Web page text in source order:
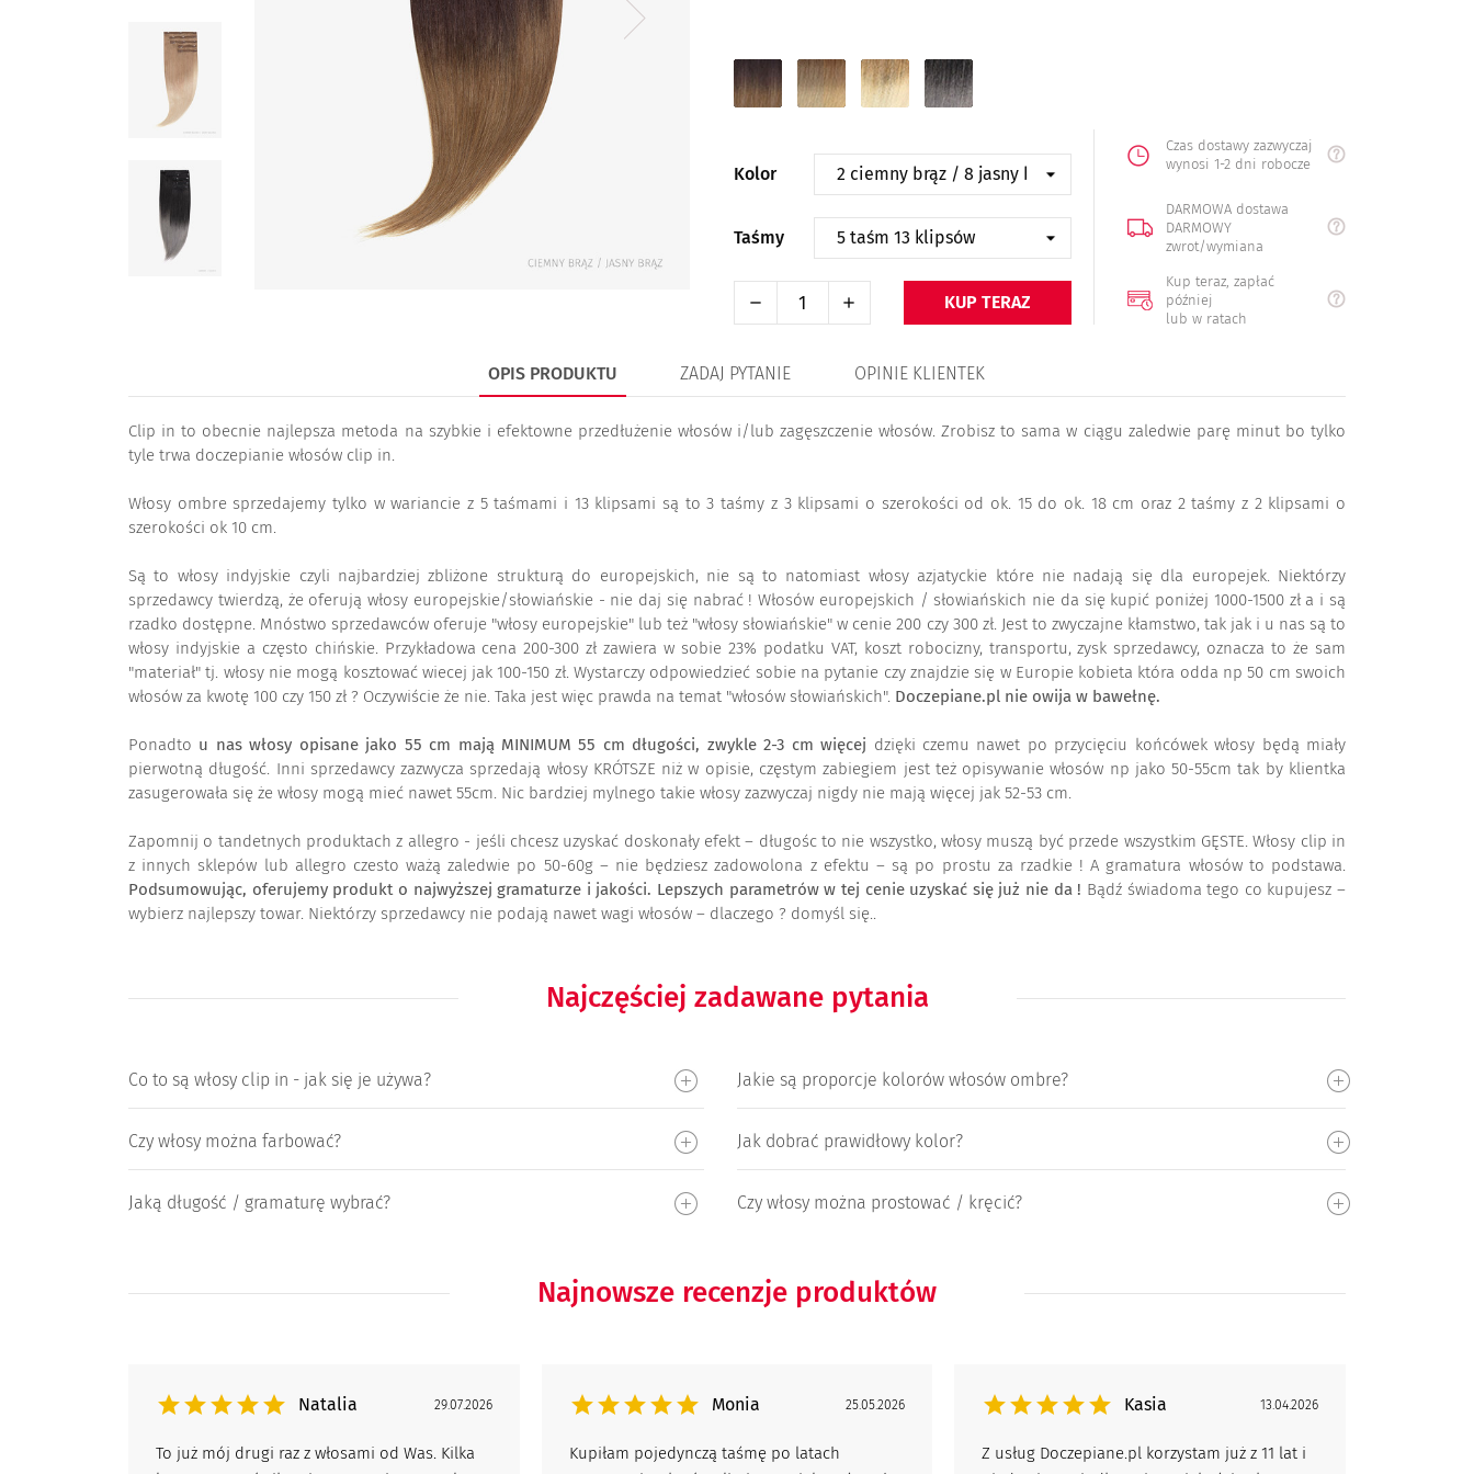
2
ciemny
brąz
jasny
6
naturalny
brąz
ciemny
blond
16
ciemny
blond
613
jasny
blond
1
czarny
/
Kolor
Taśmy
KUP TERAZ
Czas dostawy zazwyczaj
wynosi 1-2 dni robocze
DARMOWA dostawa
DARMOWY
zwrot/wymiana
Kup teraz, zapłać
później
lub w ratach
OPIS PRODUKTU ZADAJ PYTANIE OPINIE KLIENTEK
Clip in to obecnie najlepsza metoda na szybkie i efektowne przedłużenie włosów i/lub zagęszczenie włosów. Zrobisz to sama w ciągu zaledwie parę minut bo tylko
tyle trwa doczepianie włosów clip in.
Włosy ombre sprzedajemy tylko w wariancie z 5 taśmami i 13 klipsami są to 3 taśmy z 3 klipsami o szerokości od ok. 15 do ok. 18 cm oraz 2 taśmy z 2 klipsami o
szerokości ok 10 cm.
Są to włosy indyjskie czyli najbardziej zbliżone strukturą do europejskich, nie są to natomiast włosy azjatyckie które nie nadają się dla europejek. Niektórzy
sprzedawcy twierdzą, że oferują włosy europejskie/słowiańskie - nie daj się nabrać ! Włosów europejskich / słowiańskich nie da się kupić poniżej 1000-1500 zł a i są
rzadko dostępne. Mnóstwo sprzedawców oferuje "włosy europejskie" lub też "włosy słowiańskie" w cenie 200 czy 300 zł. Jest to zwyczajne kłamstwo, tak jak i u nas są to
włosy indyjskie a często chińskie. Przykładowa cena 200-300 zł zawiera w sobie 23% podatku VAT, koszt robocizny, transportu, zysk sprzedawcy, oznacza to że sam
"materiał" tj. włosy nie mogą kosztować wiecej jak 100-150 zł. Wystarczy odpowiedzieć sobie na pytanie czy znajdzie się w Europie kobieta która odda np 50 cm swoich
włosów za kwotę 100 czy 150 zł ? Oczywiście że nie. Taka jest więc prawda na temat "włosów słowiańskich". Doczepiane.pl nie owija w bawełnę.
Ponadto u nas włosy opisane jako 55 cm mają MINIMUM 55 cm długości, zwykle 2-3 cm więcej dzięki czemu nawet po przycięciu końcówek włosy będą miały
pierwotną długość. Inni sprzedawcy zazwycza sprzedają włosy KRÓTSZE niż w opisie, częstym zabiegiem jest też opisywanie włosów np jako 50-55cm tak by klientka
zasugerowała się że włosy mogą mieć nawet 55cm. Nic bardziej mylnego takie włosy zazwyczaj nigdy nie mają więcej jak 52-53 cm.
Zapomnij o tandetnych produktach z allegro - jeśli chcesz uzyskać doskonały efekt – długośc to nie wszystko, włosy muszą być przede wszystkim GĘSTE. Włosy clip in
z innych sklepów lub allegro czesto ważą zaledwie po 50-60g – nie będziesz zadowolona z efektu – są po prostu za rzadkie ! A gramatura włosów to podstawa.
Podsumowując, oferujemy produkt o najwyższej gramaturze i jakości. Lepszych parametrów w tej cenie uzyskać się już nie da ! Bądź świadoma tego co kupujesz –
wybierz najlepszy towar. Niektórzy sprzedawcy nie podają nawet wagi włosów – dlaczego ? domyśl się..
Najczęściej zadawane pytania
Co to są włosy clip in - jak się je używa? Jakie są proporcje kolorów włosów ombre?
Czy włosy można farbować? Jak dobrać prawidłowy kolor?
Jaką długość / gramaturę wybrać? Czy włosy można prostować / kręcić?
Najnowsze recenzje produktów
Natalia 29.07.2026
To już mój drugi raz z włosami od Was. Kilka
Monia 25.05.2026
Kupiłam pojedynczą taśmę po latach
Kasia 13.04.2026
Z usług Doczepiane.pl korzystam już z 11 lat i